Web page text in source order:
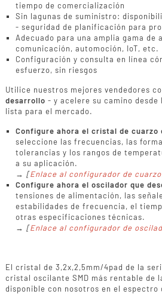
tiempo de comercialización
Sin lagunas de suministro:
- seguridad de planificación para
Adecuado para una amplia gama
comunicación, automoción, IoT, etc.
Configuración y consulta en línea
esfuerzo, sin riesgos
Utilice nuestros mejores vendedores
desarrollo - y acelere su camino
lista para el mercado.
Configure ahora el cristal de cuarzo
seleccione las frecuencias, las
tolerancias y los rangos de
a su aplicación.
→ [Enlace al configurador de cuarzo
Configure ahora el oscilador que
tensiones de alimentación, las
estabilidades de frecuencia, el
otras especificaciones técnicas.
→ [Enlace al configurador de
El cristal de 3,2x,2,5mm/4pad de la
cristal oscilante SMD más rentable de
disponible con nosotros en el espectro